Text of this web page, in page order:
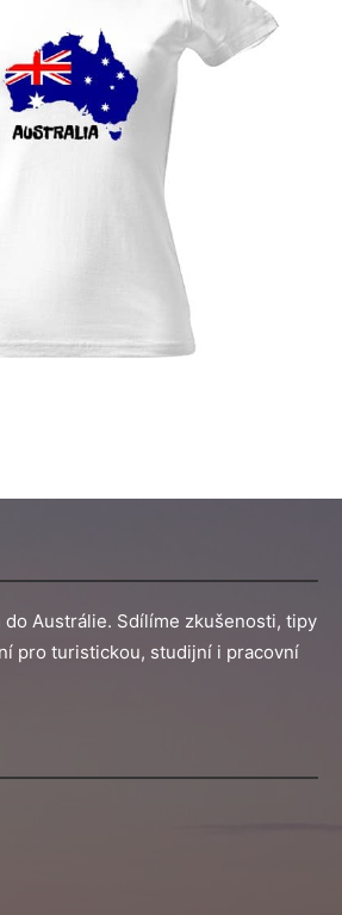
do Austrálie. Sdílíme zkušenosti, tipy
pro turistickou, studijní i pracovní